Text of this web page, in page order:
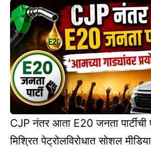
CJP नंतर आता E20 जनता पार्टीची
मिश्रित पेट्रोलविरोधात सोशल